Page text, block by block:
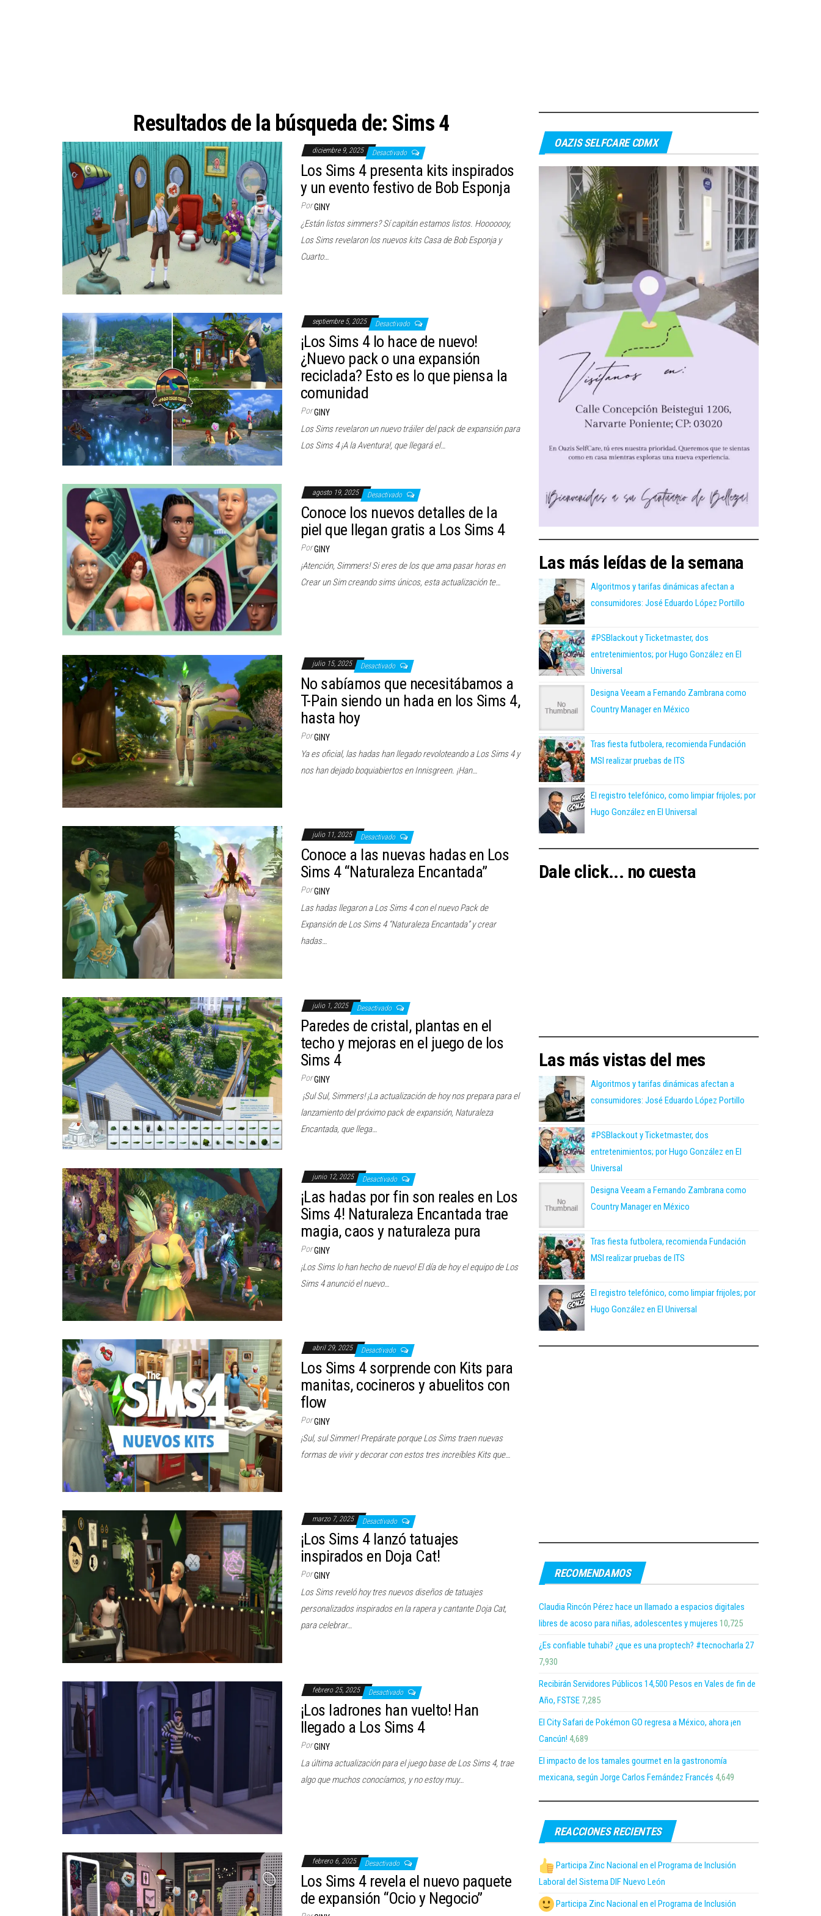
Resultados de la búsqueda de: Sims 4
diciembre 9, 2025 Desactivado
Los Sims 4 presenta kits inspirados
y un evento festivo de Bob Esponja
PorGINY
¿Están listos simmers? Sí capitán estamos listos. Hooooooy,
Los Sims revelaron los nuevos kits Casa de Bob Esponja y
Cuarto…
septiembre 5, 2025 Desactivado
¡Los Sims 4 lo hace de nuevo!
¿Nuevo pack o una expansión
reciclada? Esto es lo que piensa la
comunidad
PorGINY
Los Sims revelaron un nuevo tráiler del pack de expansión para
Los Sims 4 ¡A la Aventura!, que llegará el…
agosto 19, 2025 Desactivado
Conoce los nuevos detalles de la
piel que llegan gratis a Los Sims 4
PorGINY
¡Atención, Simmers! Si eres de los que ama pasar horas en
Crear un Sim creando sims únicos, esta actualización te…
julio 15, 2025 Desactivado
No sabíamos que necesitábamos a
T-Pain siendo un hada en los Sims 4,
hasta hoy
PorGINY
Ya es oficial, las hadas han llegado revoloteando a Los Sims 4 y
nos han dejado boquiabiertos en Innisgreen. ¡Han…
julio 11, 2025 Desactivado
Conoce a las nuevas hadas en Los
Sims 4 “Naturaleza Encantada”
PorGINY
Las hadas llegaron a Los Sims 4 con el nuevo Pack de
Expansión de Los Sims 4 “Naturaleza Encantada” y crear
hadas…
julio 1, 2025 Desactivado
Paredes de cristal, plantas en el
techo y mejoras en el juego de los
Sims 4
PorGINY
¡Sul Sul, Simmers! ¡La actualización de hoy nos prepara para el
lanzamiento del próximo pack de expansión, Naturaleza
Encantada, que llega…
junio 12, 2025 Desactivado
¡Las hadas por fin son reales en Los
Sims 4! Naturaleza Encantada trae
magia, caos y naturaleza pura
PorGINY
¡Los Sims lo han hecho de nuevo! El día de hoy el equipo de Los
Sims 4 anunció el nuevo…
abril 29, 2025 Desactivado
Los Sims 4 sorprende con Kits para
manitas, cocineros y abuelitos con
flow
PorGINY
¡Sul, sul Simmer! Prepárate porque Los Sims traen nuevas
formas de vivir y decorar con estos tres increíbles Kits que…
marzo 7, 2025 Desactivado
¡Los Sims 4 lanzó tatuajes
inspirados en Doja Cat!
PorGINY
Los Sims reveló hoy tres nuevos diseños de tatuajes
personalizados inspirados en la rapera y cantante Doja Cat,
para celebrar…
febrero 25, 2025 Desactivado
¡Los ladrones han vuelto! Han
llegado a Los Sims 4
PorGINY
La última actualización para el juego base de Los Sims 4, trae
algo que muchos conocíamos, y no estoy muy…
febrero 6, 2025 Desactivado
Los Sims 4 revela el nuevo paquete
de expansión “Ocio y Negocio”
OAZIS SELFCARE CDMX
Las más leídas de la semana
Algoritmos y tarifas dinámicas afectan a
consumidores: José Eduardo López Portillo
#PSBlackout y Ticketmaster, dos
entretenimientos; por Hugo González en El
Universal
Designa Veeam a Fernando Zambrana como
Country Manager en México
Tras fiesta futbolera, recomienda Fundación
MSI realizar pruebas de ITS
El registro telefónico, como limpiar frijoles; por
Hugo González en El Universal
Dale click... no cuesta
Las más vistas del mes
Algoritmos y tarifas dinámicas afectan a
consumidores: José Eduardo López Portillo
#PSBlackout y Ticketmaster, dos
entretenimientos; por Hugo González en El
Universal
Designa Veeam a Fernando Zambrana como
Country Manager en México
Tras fiesta futbolera, recomienda Fundación
MSI realizar pruebas de ITS
El registro telefónico, como limpiar frijoles; por
Hugo González en El Universal
RECOMENDAMOS
Claudia Rincón Pérez hace un llamado a espacios digitales
libres de acoso para niñas, adolescentes y mujeres 10,725
¿Es confiable tuhabi? ¿que es una proptech? #tecnocharla 27
7,930
Recibirán Servidores Públicos 14,500 Pesos en Vales de fin de
Año, FSTSE 7,285
El City Safari de Pokémon GO regresa a México, ahora ¡en
Cancún! 4,689
El impacto de los tamales gourmet en la gastronomía
mexicana, según Jorge Carlos Fernández Francés 4,649
REACCIONES RECIENTES
Participa Zinc Nacional en el Programa de Inclusión
Laboral del Sistema DIF Nuevo León
Participa Zinc Nacional en el Programa de Inclusión